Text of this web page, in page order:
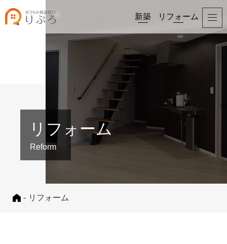
新築 リフォーム
リフォーム
Reform
- リフォーム